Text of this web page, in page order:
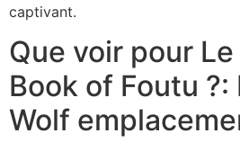
captivant.
Que voir pour
Book of Foutu ?:
Wolf